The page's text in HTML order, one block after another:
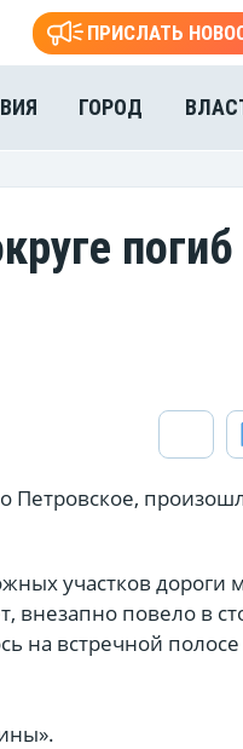
ПРИСЛАТЬ
ГОРОД
погиб
Петровское,
участков дороги
внезапно повело в
на встречной